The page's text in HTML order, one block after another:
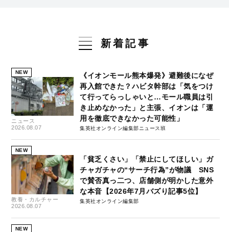
新着記事
NEW
ニュース
2026.08.07
《イオンモール熊本爆発》避難後になぜ
再入館できた？ハビタ幹部は「気をつけ
て行ってらっしゃいと…モール職員は引
き止めなかった」と主張、イオンは「運
用を徹底できなかった可能性」
集英社オンライン編集部ニュース班
NEW
教養・カルチャー
2026.08.07
「貧乏くさい」「禁止にしてほしい」ガ
チャガチャの“サーチ行為”が物議 SNS
で賛否真っ二つ、店舗側が明かした意外
な本音【2026年7月バズり記事5位】
集英社オンライン編集部
NEW